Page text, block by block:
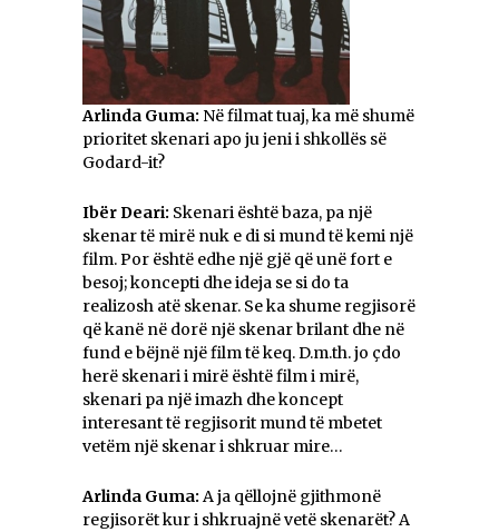
Arlinda Guma: Në filmat tuaj, ka më shumë
prioritet skenari apo ju jeni i shkollës së
Godard-it?
Ibër Deari: Skenari është baza, pa një
skenar të mirë nuk e di si mund të kemi një
film. Por është edhe një gjë që unë fort e
besoj; koncepti dhe ideja se si do ta
realizosh atë skenar. Se ka shume regjisorë
që kanë në dorë një skenar brilant dhe në
fund e bëjnë një film të keq. D.m.th. jo çdo
herë skenari i mirë është film i mirë,
skenari pa një imazh dhe koncept
interesant të regjisorit mund të mbetet
vetëm një skenar i shkruar mire…
Arlinda Guma: A ja qëllojnë gjithmonë
regjisorët kur i shkruajnë vetë skenarët? A